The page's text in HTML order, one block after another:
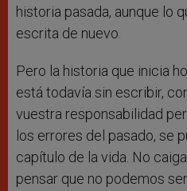
historia pasada, aunque lo
escrita de nuevo.
Pero la historia que inicia
está todavía sin escribir,
vuestra responsabilidad
los errores del pasado, se
capítulo de la vida. No
pensar que no podemos